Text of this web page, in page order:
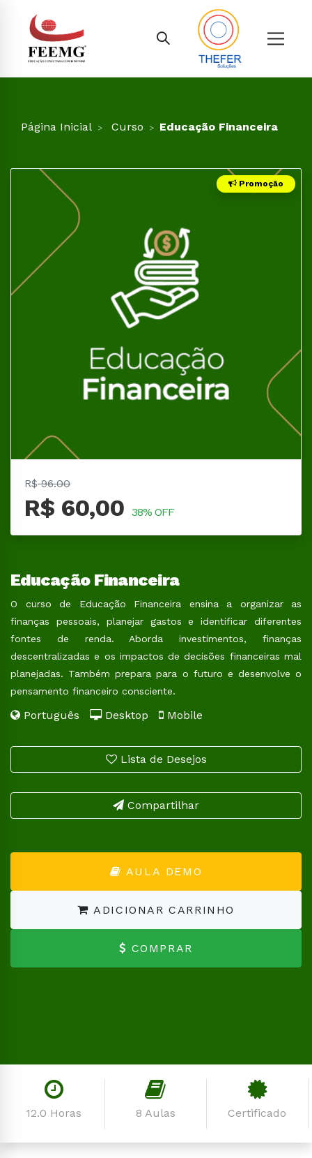
Página Inicial Curso Educação Financeira
Promoção
R$96.00
R$ 60,00 38% OFF
Educação Financeira
O curso de Educação Financeira ensina a organizar as
finanças pessoais, planejar gastos e identificar diferentes
fontes de renda. Aborda investimentos, finanças
descentralizadas e os impactos de decisões financeiras mal
planejadas. Também prepara para o futuro e desenvolve o
pensamento financeiro consciente.
Português Desktop Mobile
Lista de Desejos
Compartilhar
AULA DEMO
ADICIONAR CARRINHO
COMPRAR
12.0 Horas 8 Aulas Certificado